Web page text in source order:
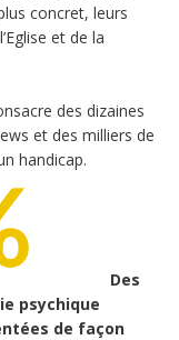
concret, leurs
et de la
des dizaines
et des milliers de
handicap.
Des
psychique
de façon